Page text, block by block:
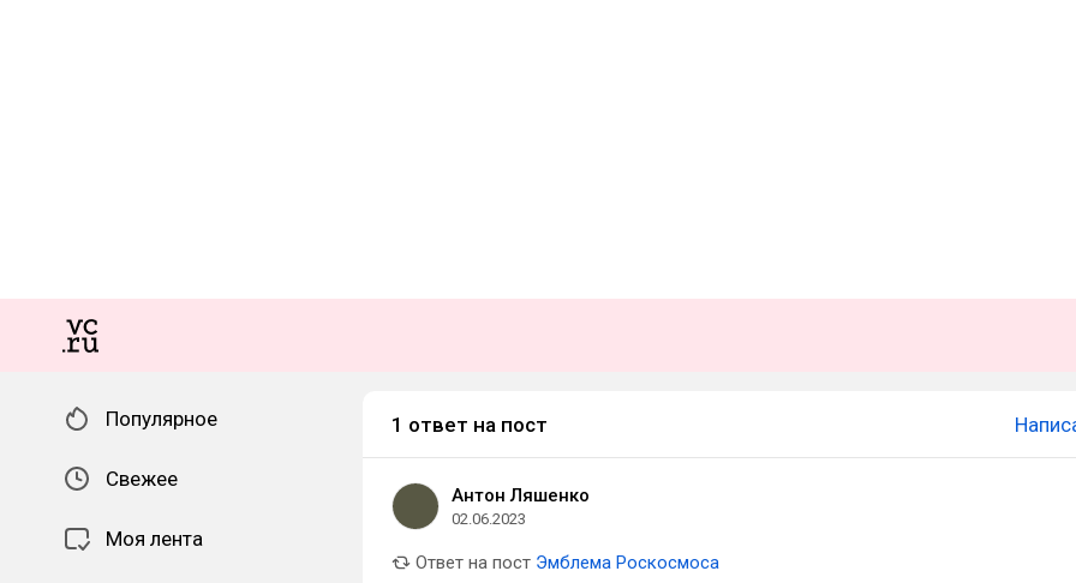
Популярное
Свежее
Моя лента
1 ответ на пост
Антон Ляшенко
02.06.2023
Ответ на пост Эмблема Роскосмоса